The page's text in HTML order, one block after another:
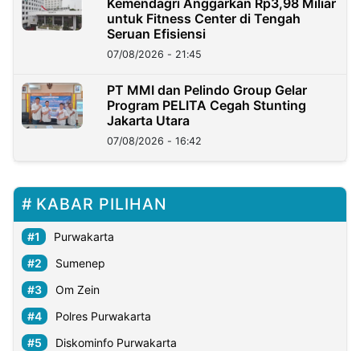
Kemendagri Anggarkan Rp3,98 Miliar
untuk Fitness Center di Tengah
Seruan Efisiensi
07/08/2026 - 21:45
PT MMI dan Pelindo Group Gelar
Program PELITA Cegah Stunting
Jakarta Utara
07/08/2026 - 16:42
KABAR PILIHAN
Purwakarta
Sumenep
Om Zein
Polres Purwakarta
Diskominfo Purwakarta